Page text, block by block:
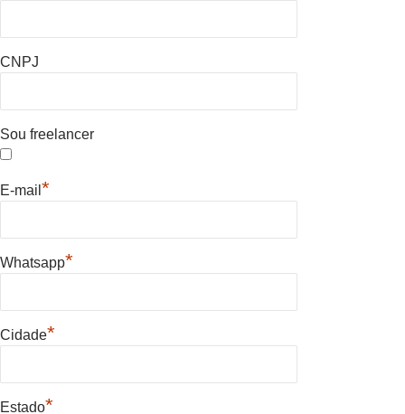
CNPJ
Sou freelancer
E-mail *
Whatsapp*
Cidade*
Estado*